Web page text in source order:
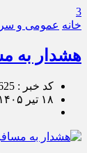
3
خانه عمومی و
هشدار به
کد خبر : 358625
۱۸ تیر ۱۴۰۵ - ۱۲:۳۹